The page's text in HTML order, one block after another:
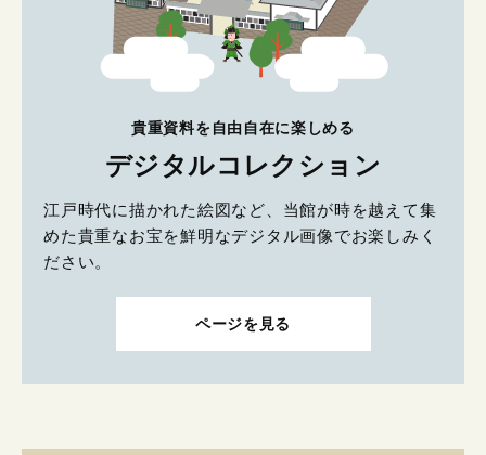
貴重資料を自由自在に楽しめる
デジタルコレクション
江戸時代に描かれた絵図など、当館が時を越えて集
めた貴重なお宝を鮮明なデジタル画像でお楽しみく
ださい。
ページを見る